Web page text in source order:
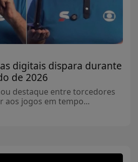
digitais dispara durante
de 2026
destaque entre torcedores
aos jogos em tempo...